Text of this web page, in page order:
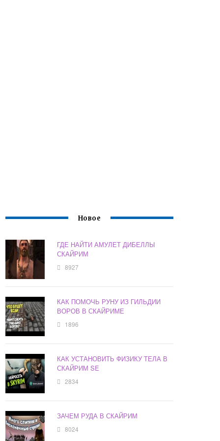
Новое
ГДЕ НАЙТИ АМУЛЕТ ДИБЕЛЛЫ
СКАЙРИМ
8927
КАК ПОМОЧЬ РУНУ ИЗ ГИЛЬДИИ
ВОРОВ В СКАЙРИМЕ
1896
КАК УСТАНОВИТЬ ФИЗИКУ ТЕЛА В
СКАЙРИМ SE
2834
ЗАЧЕМ РУДА В СКАЙРИМ
8024